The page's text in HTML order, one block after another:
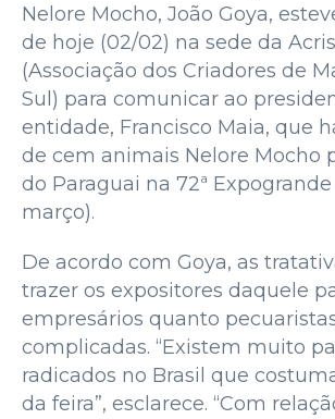
Nelore Mocho, João Goya,
de hoje (02/02) na sede da
(Associação dos Criadores de
Sul) para comunicar ao
entidade, Francisco Maia, que
de cem animais Nelore Mocho
do Paraguai na 72ª Expogrande
março).
De acordo com Goya, as
trazer os expositores daquele
empresários quanto
complicadas. “Existem muito
radicados no Brasil que
da feira”, esclarece. “Com